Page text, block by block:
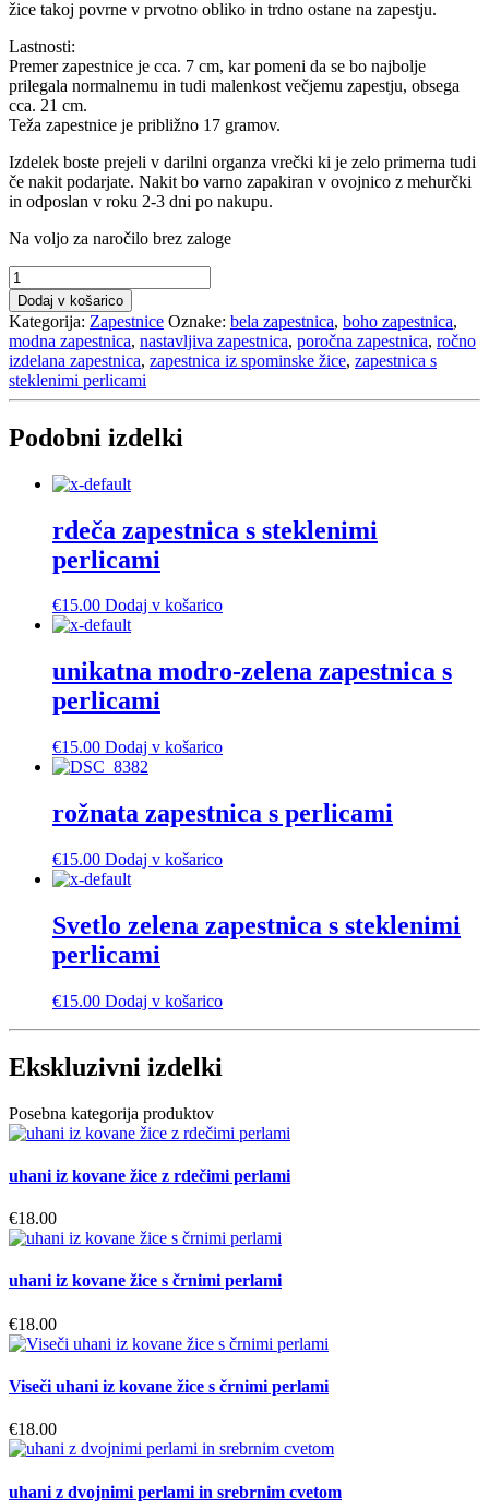
žice takoj povrne v prvotno obliko in trdno ostane na zapestju.
Lastnosti:
Premer zapestnice je cca. 7 cm, kar pomeni da se bo najbolje
prilegala normalnemu in tudi malenkost večjemu zapestju, obsega
cca. 21 cm.
Teža zapestnice je približno 17 gramov.
Izdelek boste prejeli v darilni organza vrečki ki je zelo primerna tudi
če nakit podarjate. Nakit bo varno zapakiran v ovojnico z mehurčki
in odposlan v roku 2-3 dni po nakupu.
Na voljo za naročilo brez zaloge
bela
zapestnica
s
steklenimi
perlicami
količina
Dodaj v košarico
Kategorija: Zapestnice Oznake: bela zapestnica, boho zapestnica,
modna zapestnica, nastavljiva zapestnica, poročna zapestnica, ročno
izdelana zapestnica, zapestnica iz spominske žice, zapestnica s
steklenimi perlicami
Podobni izdelki
rdeča zapestnica s steklenimi
perlicami
€15.00 Dodaj v košarico
unikatna modro-zelena zapestnica s
perlicami
€15.00 Dodaj v košarico
rožnata zapestnica s perlicami
€15.00 Dodaj v košarico
Svetlo zelena zapestnica s steklenimi
perlicami
€15.00 Dodaj v košarico
Ekskluzivni izdelki
Posebna kategorija produktov
uhani iz kovane žice z rdečimi perlami
€18.00
uhani iz kovane žice s črnimi perlami
€18.00
Viseči uhani iz kovane žice s črnimi perlami
€18.00
uhani z dvojnimi perlami in srebrnim cvetom